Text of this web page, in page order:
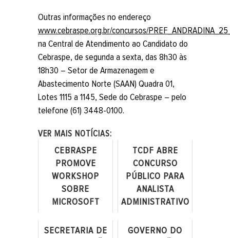
Outras informações no endereço
www.cebraspe.org.br/concursos/
na Central de Atendimento ao Candidato do
Cebraspe, de segunda a sexta, das 8h30 às
18h30 – Setor de Armazenagem e
Abastecimento Norte (SAAN) Quadra 01,
Lotes 1115 a 1145, Sede do Cebraspe – pelo
telefone (61) 3448-0100.
VER MAIS NOTÍCIAS:
CEBRASPE
PROMOVE
WORKSHOP
SOBRE
MICROSOFT
COLABORADORES
TCDF ABRE
CONCURSO
PÚBLICO PARA
ANALISTA
ADMINISTRATIVO
EXTERNO
SECRETARIA DE GOVERNO DO